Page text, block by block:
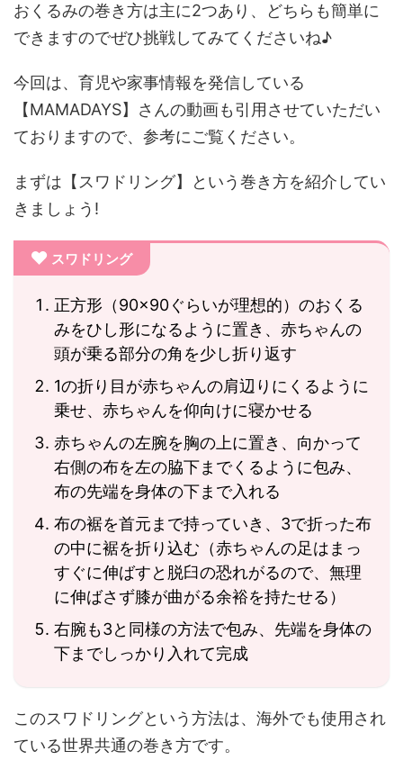
おくるみの巻き方は主に2つあり、どちらも簡単に
できますのでぜひ挑戦してみてくださいね♪
今回は、育児や家事情報を発信している
【MAMADAYS】さんの動画も引用させていただい
ておりますので、参考にご覧ください。
まずは【スワドリング】という巻き方を紹介してい
きましょう!
スワドリング
正方形（90×90ぐらいが理想的）のおくる
みをひし形になるように置き、赤ちゃんの
頭が乗る部分の角を少し折り返す
1の折り目が赤ちゃんの肩辺りにくるように
乗せ、赤ちゃんを仰向けに寝かせる
赤ちゃんの左腕を胸の上に置き、向かって
右側の布を左の脇下までくるように包み、
布の先端を身体の下まで入れる
布の裾を首元まで持っていき、3で折った布
の中に裾を折り込む（赤ちゃんの足はまっ
すぐに伸ばすと脱臼の恐れがるので、無理
に伸ばさず膝が曲がる余裕を持たせる）
右腕も3と同様の方法で包み、先端を身体の
下までしっかり入れて完成
このスワドリングという方法は、海外でも使用され
ている世界共通の巻き方です。